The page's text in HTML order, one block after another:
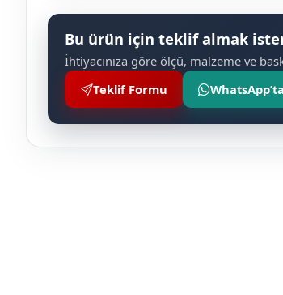
Bu ürün için teklif almak
İhtiyacınıza göre ölçü, malzeme ve
Teklif Formu